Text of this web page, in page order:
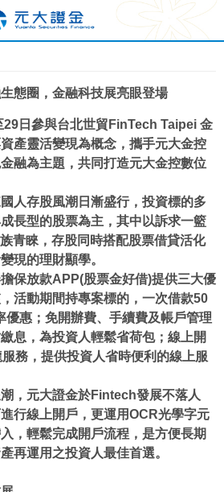
態圈，金融科技展亮眼登場
29日參與台北世貿FinTech Taipei 金
產靈活變現為概念，攜手元大金控
融為主題，共同打造元大金控數位
人存股風潮日漸盛行，投資標的多
長型的股票為主，其中以訴求一籃
青睞，存股同時搭配股票借貸活化
現的理財顯學。
保放款APP(股票金好借)提供三大優
活動期間持專案標的，一次借款50
優惠；免開辦費、手續費及帳戶管理
息，為投資人輕鬆省荷包；線上開
務，提供投資人省時便利的線上服
，元大證金於Fintech發展不落人
行線上開戶，更運用OCR光學字元
，輕鬆完成開戶流程，是方便長期
再運用之投資人最佳首選。